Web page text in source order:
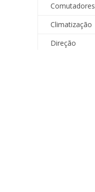
Comutadores
Climatização
Direção